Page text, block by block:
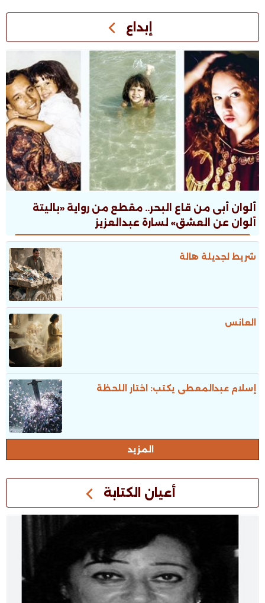
إبداع
ألوان أبى من قاع البحر.. مقطع من رواية «باليتة
ألوان عن العشق» لسارة عبدالعزيز
شريط لجديلة هالة
العانس
إسلام عبدالمعطى يكتب: اختار اللحظة
المزيد
أعيان الكتابة